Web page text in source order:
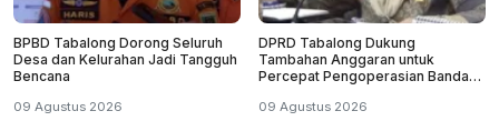
BPBD Tabalong Dorong Seluruh
Desa dan Kelurahan Jadi Tangguh
Bencana
09 Agustus 2026
DPRD Tabalong Dukung
Tambahan Anggaran untuk
Percepat Pengoperasian Bandara
09 Agustus 2026